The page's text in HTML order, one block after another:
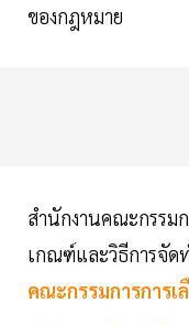
ของกฎหมาย
สำนักงานคณะกรรม
เกณฑ์และวิธีการจัด
คณะกรรมการการเ